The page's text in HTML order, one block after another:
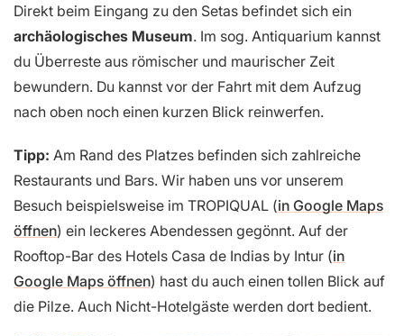
Direkt beim Eingang zu den Setas befindet sich ein
archäologisches Museum. Im sog. Antiquarium kannst
du Überreste aus römischer und maurischer Zeit
bewundern. Du kannst vor der Fahrt mit dem Aufzug
nach oben noch einen kurzen Blick reinwerfen.
Tipp: Am Rand des Platzes befinden sich zahlreiche
Restaurants und Bars. Wir haben uns vor unserem
Besuch beispielsweise im TROPIQUAL (in Google Maps
öffnen) ein leckeres Abendessen gegönnt. Auf der
Rooftop-Bar des Hotels Casa de Indias by Intur (in
Google Maps öffnen) hast du auch einen tollen Blick auf
die Pilze. Auch Nicht-Hotelgäste werden dort bedient.